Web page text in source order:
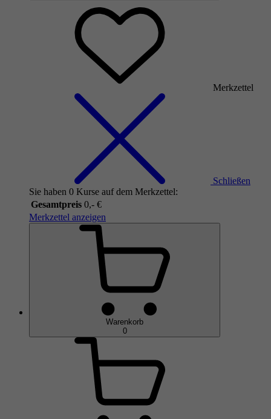
Merkzettel
Schließen
Sie haben 0 Kurse auf dem Merkzettel:
Gesamtpreis 0,- €
Merkzettel anzeigen
Warenkorb
0